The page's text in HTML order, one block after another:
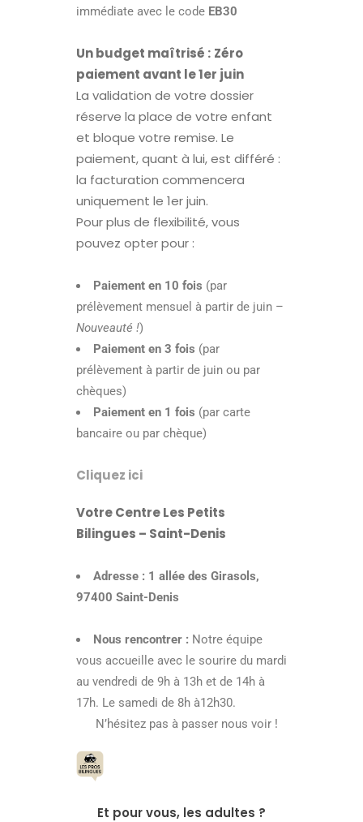
immédiate avec le code EB30
Un budget maîtrisé : Zéro
paiement avant le 1er juin
La validation de votre dossier
réserve la place de votre enfant
et bloque votre remise. Le
paiement, quant à lui, est différé :
la facturation commencera
uniquement le 1er juin.
Pour plus de flexibilité, vous
pouvez opter pour :
Paiement en 10 fois (par
prélèvement mensuel à partir de juin –
Nouveauté !)
Paiement en 3 fois (par
prélèvement à partir de juin ou par
chèques)
Paiement en 1 fois (par carte
bancaire ou par chèque)
Cliquez ici
Votre Centre Les Petits
Bilingues – Saint-Denis
Adresse : 1 allée des Girasols,
97400 Saint-Denis
Nous rencontrer : Notre équipe
vous accueille avec le sourire du mardi
au vendredi de 9h à 13h et de 14h à
17h. Le samedi de 8h à12h30.
N’hésitez pas à passer nous voir !
Et pour vous, les adultes ?